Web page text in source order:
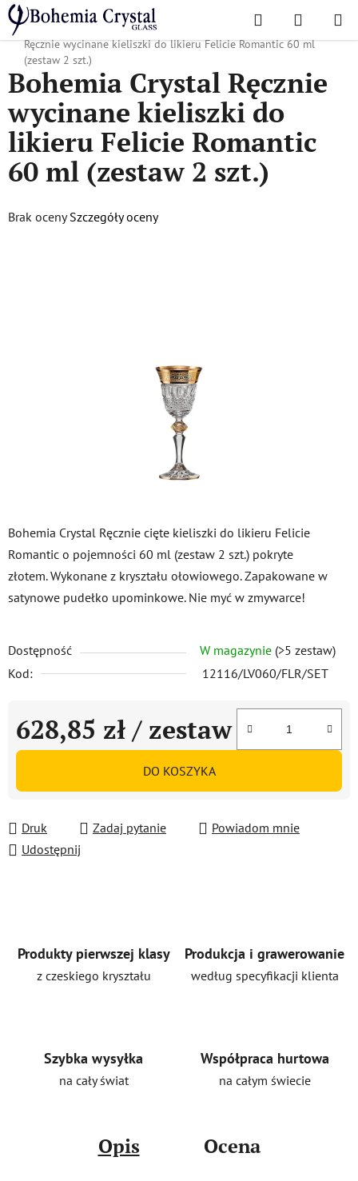
Przejść
do
treści
Szukaj KOSZYK
Home
/ Popularne kolekcje / Felicja Romantyczna
Bohemia Crystal
Ręcznie wycinane kieliszki do likieru Felicie Romantic 60 ml
(zestaw 2 szt.)
Bohemia Crystal Ręcznie cięte kieliszki do likieru Felicie
Romantic o pojemności 60 ml (zestaw 2 szt.) pokryte
złotem. Wykonane z kryształu ołowiowego. Zapakowane w
satynowe pudełko upominkowe. Nie myć w zmywarce!
Dostępność W magazynie (>5 zestaw)
Kod:
12116/LV060/FLR/SET
628,85 zł / zestaw
Cena jednostkowa:
DO KOSZYKA
Druk Zadaj pytanie
Powiadom mnie
Udostępnij
Bohemia Crystal Ręcznie
wycinane kieliszki do
likieru Felicie Romantic
60 ml (zestaw 2 szt.)
Średnia
Brak oceny Szczegóły oceny
Produkty pierwszej klasy
z czeskiego kryształu
Produkcja i grawerowanie
według specyfikacji klienta
Szybka wysyłka
na cały świat
Współpraca hurtowa
na całym świecie
Opis Ocena